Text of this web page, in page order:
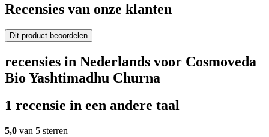
Recensies van onze klanten
Dit product beoordelen
recensies in Nederlands voor Cosmoveda
Bio Yashtimadhu Churna
1 recensie in een andere taal
5,0 van 5 sterren